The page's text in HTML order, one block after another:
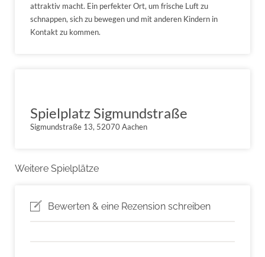
attraktiv macht. Ein perfekter Ort, um frische Luft zu
schnappen, sich zu bewegen und mit anderen Kindern in
Kontakt zu kommen.
Spielplatz Sigmundstraße
Sigmundstraße 13, 52070 Aachen
Weitere Spielplätze
Bewerten & eine Rezension schreiben